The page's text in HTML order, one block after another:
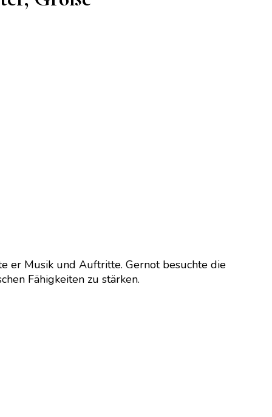
er Musik und Auftritte. Gernot besuchte die
Fähigkeiten zu stärken.